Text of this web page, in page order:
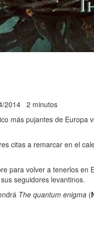
2014 2 minutos
más pujantes de Europa
citas a remarcar en el
para volver a tenerlos
seguidores levantinos.
The quantum enigma (